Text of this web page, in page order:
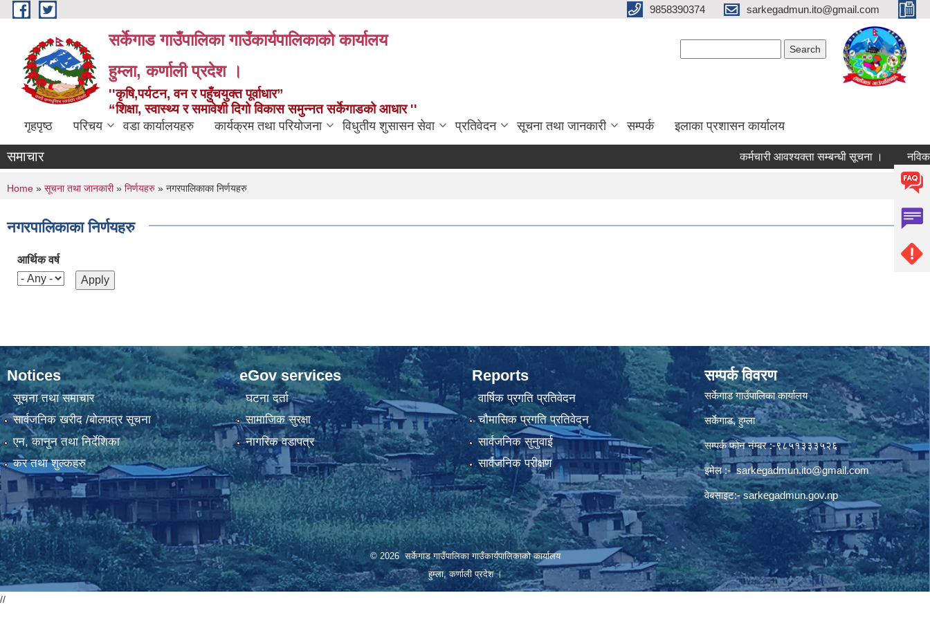
Skip to main content 9858390374 sarkegadmun.ito@gmail.com
सर्केगाड गाउँपालिका गाउँकार्यपालिकाको कार्यालय
हुम्ला, कर्णाली प्रदेश ।
''कृषि,पर्यटन, वन र पहुँचयुक्त पूर्वाधार”
“शिक्षा, स्वास्थ्य र समावेशी दिगो विकास समुन्नत सर्केगाडको आधार ''
गृहपृष्ठ परिचय वडा कार्यालयहरु कार्यक्रम तथा परियोजना विधुतीय शुसासन सेवा प्रतिवेदन सूचना तथा जानकारी सम्पर्क इलाका प्रशासन कार्यालय
समाचार कर्मचारी आवश्यक्ता सम्बन्धी सूचना ।
You are here
Home » सूचना तथा जानकारी» निर्णयहरु » नगरपालिकाका निर्णयहरु
नगरपालिकाका निर्णयहरु
आर्थिक वर्ष
Notices
सूचना तथा समाचार
सार्वजनिक खरीद /बोलपत्र सूचना
एन, कानुन तथा निर्देशिका
कर तथा शुल्कहरु
eGov services
घटना दर्ता
सामाजिक सुरक्षा
नागरिक वडापत्र
Reports
वार्षिक प्रगति प्रतिवेदन
चौमासिक प्रगति प्रतिवेदन
सार्वजनिक सुनुवाई
सार्वजनिक परीक्षण
सम्पर्क विवरण
सर्केगाड गाउँपालिका कार्यालय
सर्केगाड, हुम्ला
सम्पर्क फोन नंम्बर :-९८५१३३३५२६
इमेल :-sarkegadmun.ito@gmail.com
वेबसाइट:- sarkegadmun.gov.np
© 2026 सर्केगाड गाउँपालिका गाउँकार्यपालिकाको कार्यालय
हुम्ला, कर्णाली प्रदेश ।
//